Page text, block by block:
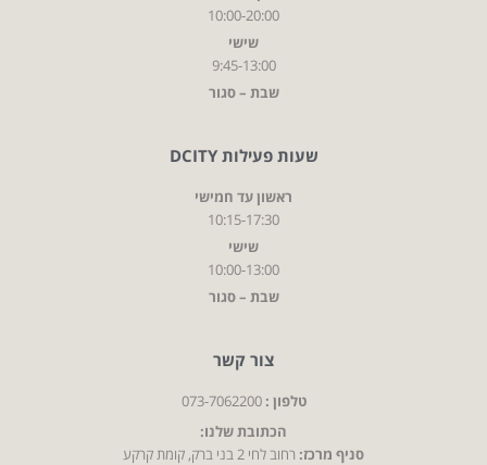
10:00-20:00
שישי
9:45-13:00
שבת – סגור
שעות פעילות DCITY
ראשון עד חמישי
10:15-17:30
שישי
10:00-13:00
שבת – סגור
צור קשר
טלפון : 073-7062200
הכתובת שלנו:
סניף מרכז:רחוב לחי 2 בני ברק, קומת קרקע